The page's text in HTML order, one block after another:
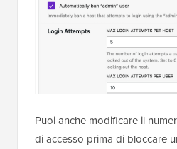
Puoi anche modificare il
di accesso prima di bloccare